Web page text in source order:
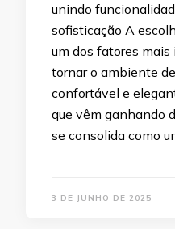
unindo
sofisticação A
um dos fatores
tornar o ambiente
confortável e
que vêm ganhando
se consolida como
3 DE JUNHO DE 2025